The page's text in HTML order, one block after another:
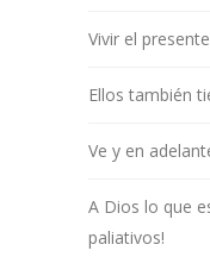
Vivir el
Ellos también
Ve y en
A Dios lo que
paliativos!